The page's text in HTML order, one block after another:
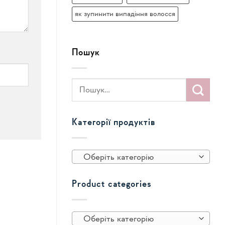
як зупинити випадіння волосся
Пошук
Категорії продуктів
Оберіть категорію
Product categories
Оберіть категорію